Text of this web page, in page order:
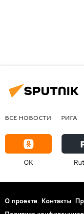
ВСЕ НОВОСТИ РИГА
OK
О проекте Контакты